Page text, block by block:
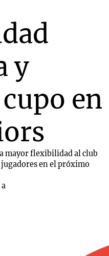
y
en
mayor flexibilidad al club
jugadores en el próximo